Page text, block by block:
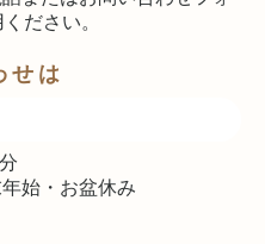
ださい。
せは
始・お盆休み